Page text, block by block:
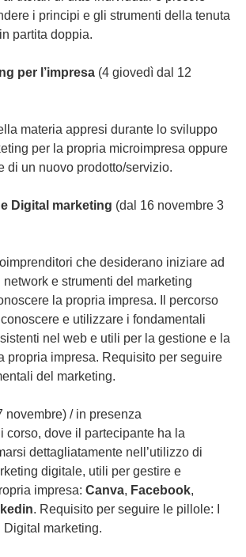
i principi e gli strumenti della tenuta
partita doppia.
per l’impresa (4 giovedì dal 12
materia appresi durante lo sviluppo
per la propria microimpresa oppure
di un nuovo prodotto/servizio.
Digital marketing (dal 16 novembre 3
che desiderano iniziare ad
e strumenti del marketing
la propria impresa. Il percorso
e utilizzare i fondamentali
nel web e utili per la gestione e la
propria impresa. Requisito per seguire
del marketing.
novembre) / in presenza
corso, dove il partecipante ha la
dettagliatamente nell’utilizzo di
digitale, utili per gestire e
impresa: Canva, Facebook,
. Requisito per seguire le pillole: I
marketing.